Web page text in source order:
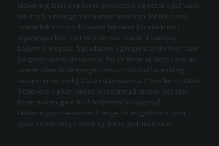
tatovering. Det kan påvirke prosessen, og det vil også være
slik at når virkningen av kremen avtar kan det føles mer
smertefullt enn om du hadde latt være å bruke krem i
utgangspunktet. Kort tid etter man starter å tatovere
begynner kroppen å produsere og frigjøre endorfiner, som
fungerer smerte dempende. For de fleste vil dette være all
smertestillende de trenger. Dersom du skal ha en lang
session er det mulig å ta en Naproxen ca 1 time før vi starter
å tatovere, og kan kjøpes reseptfritt på apotek. Det aller
beste du kan gjøre for å forberede kroppen på
tatoveringsprosessen er å sørge for en god natts søvn,
spise en skikkelig frokost og drikke godt med vann.